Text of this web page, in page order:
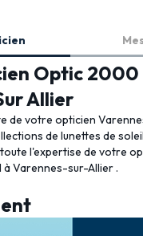
Optic 2000
Allier
de votre opticien
de lunettes de
l'expertise de votre
à Varennes-sur-Allier .